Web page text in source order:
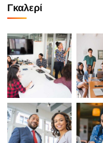
Γκαλερί